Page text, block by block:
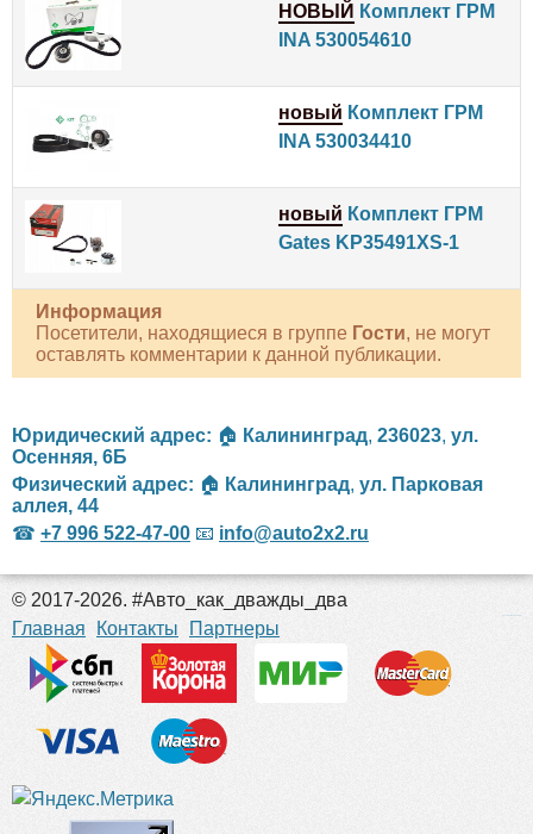
НОВЫЙ Комплект ГРМ
INA 530054610
новый Комплект ГРМ
INA 530034410
новый Комплект ГРМ
Gates KP35491XS-1
Информация
Посетители, находящиеся в группе Гости, не могут
оставлять комментарии к данной публикации.
Юридический адрес: 🏠 Калининград, 236023, ул.
Осенняя, 6Б
Физический адрес: 🏠 Калининград, ул. Парковая
аллея, 44
☎ +7 996 522-47-00 📧 info@auto2x2.ru
© 2017-2026. #Авто_как_дважды_два
Главная
Контакты Партнеры